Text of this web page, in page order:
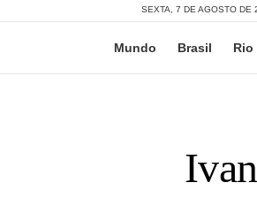
SEXTA, 7 DE AGOSTO DE
Mundo Brasil Rio